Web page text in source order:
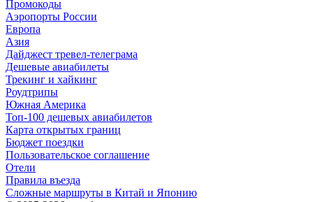
Промокоды
Аэропорты России
Европа
Азия
Дайджест тревел-телеграма
Дешевые авиабилеты
Трекинг и хайкинг
Роудтрипы
Южная Америка
Топ-100 дешевых авиабилетов
Карта открытых границ
Бюджет поездки
Пользовательское соглашение
Отели
Правила въезда
Сложные маршруты в Китай и Японию